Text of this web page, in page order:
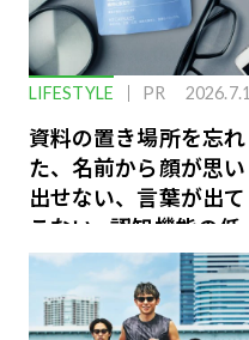
LIFESTYLE PR
資料の置き場所を忘れ
た、名前から顔が思い
出せない、言葉が出て
こない…認知機能の低
下を救う、脳のインナ
ーケアとは